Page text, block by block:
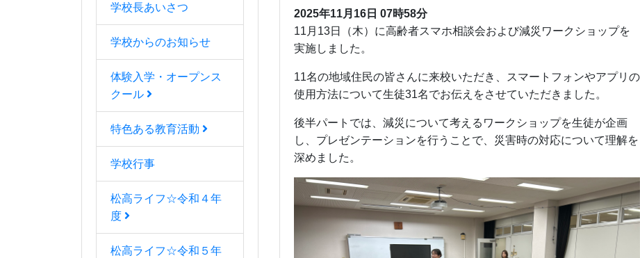
学校長あいさつ
学校からのお知らせ
体験入学・オープンス
クール
特色ある教育活動
学校行事
松高ライフ☆令和４年
度
松高ライフ☆令和５年
2025年11月16日 07時58分
11月13日（木）に高齢者スマホ相談会および減災ワークショップを
実施しました。
11名の地域住民の皆さんに来校いただき、スマートフォンやアプリの
使用方法について生徒31名でお伝えをさせていただきました。
後半パートでは、減災について考えるワークショップを生徒が企画
し、プレゼンテーションを行うことで、災害時の対応について理解を
深めました。